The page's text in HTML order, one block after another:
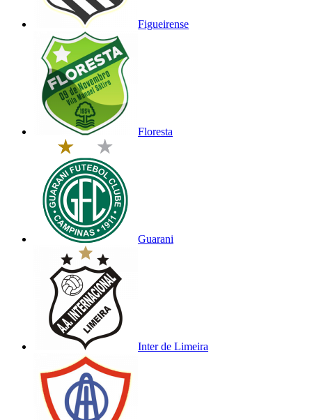
Figueirense
Floresta
Guarani
Inter de Limeira